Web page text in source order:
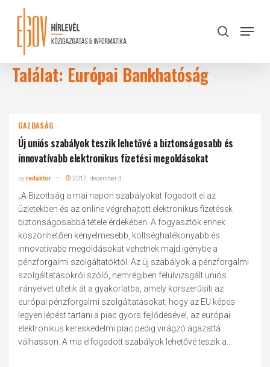
content
search
Menu
Találat: Európai Bankhatóság
GAZDASÁG
Új uniós szabályok teszik lehetővé a biztonságosabb és
innovatívabb elektronikus fizetési megoldásokat
byredaktor 2017. december 3.
„A Bizottság a mai napon szabályokat fogadott el az
üzletekben és az online végrehajtott elektronikus fizetések
biztonságosabbá tétele érdekében. A fogyasztók ennek
köszönhetően kényelmesebb, költséghatékonyabb és
innovatívabb megoldásokat vehetnek majd igénybe a
pénzforgalmi szolgáltatóktól. Az új szabályok a pénzforgalmi
szolgáltatásokról szóló, nemrégiben felülvizsgált uniós
irányelvet ültetik át a gyakorlatba, amely korszerűsíti az
európai pénzforgalmi szolgáltatásokat, hogy az EU képes
legyen lépést tartani a piac gyors fejlődésével, az európai
elektronikus kereskedelmi piac pedig virágzó ágazattá
válhasson. A ma elfogadott szabályok lehetővé teszik a...
Close